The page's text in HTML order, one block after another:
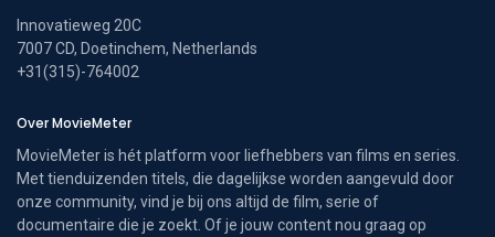
Innovatieweg 20C
7007 CD, Doetinchem, Netherlands
+31(315)-764002
Over MovieMeter
MovieMeter is hét platform voor liefhebbers van films en series.
Met tienduizenden titels, die dagelijkse worden aangevuld door
onze community, vind je bij ons altijd de film, serie of
documentaire die je zoekt. Of je jouw content nou graag op